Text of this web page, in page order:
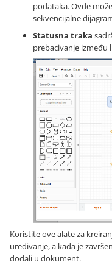
podataka. Ovde
sekvencijalne
Statusna traka
prebacivanje između
Koristite ove alate za
uređivanje, a kada je
dodali u dokument.